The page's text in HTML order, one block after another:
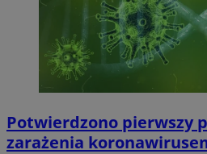
Potwierdzono pierwszy
zarażenia